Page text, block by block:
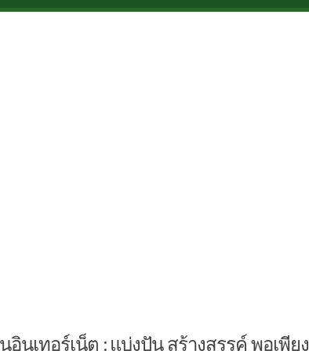
นเทอร์เน็ต : แบ่งปัน สร้างสรรค์ พอเพียง